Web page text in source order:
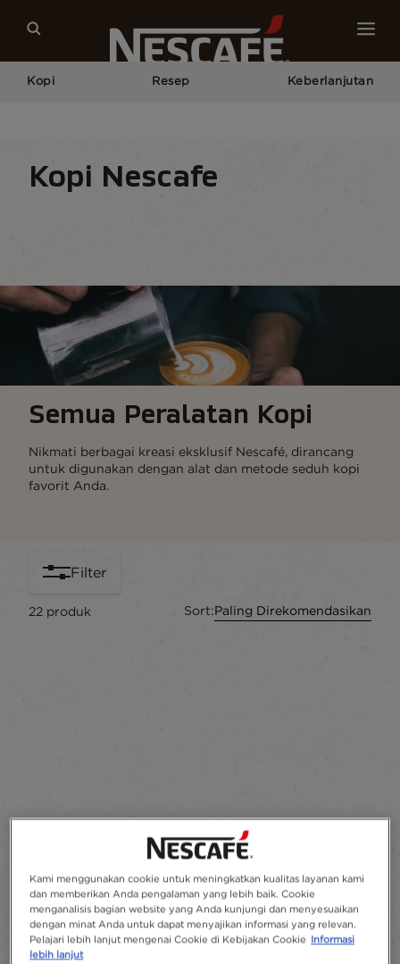
Kopi Resep Keberlanjutan
Kopi Nescafe
Semua Peralatan Kopi
Nikmati berbagai kreasi eksklusif Nescafé, dirancang
untuk digunakan dengan alat dan metode seduh kopi
favorit Anda.
Filter
22 produk Sort:Paling Direkomendasikan
Kami menggunakan cookie untuk meningkatkan kualitas layanan kami
dan memberikan Anda pengalaman yang lebih baik. Cookie
menganalisis bagian website yang Anda kunjungi dan menyesuaikan
dengan minat Anda untuk dapat menyajikan informasi yang relevan.
Pelajari lebih lanjut mengenai Cookie di Kebijakan Cookie Informasi
lebih lanjut